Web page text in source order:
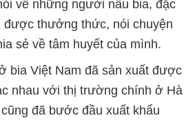
về những người nấu bia, đặc
được thưởng thức, nói chuyện
sẻ về tâm huyết của mình.
bia Việt Nam đã sản xuất được
nhau với thị trường chính ở Hà
đã bước đầu xuất khẩu